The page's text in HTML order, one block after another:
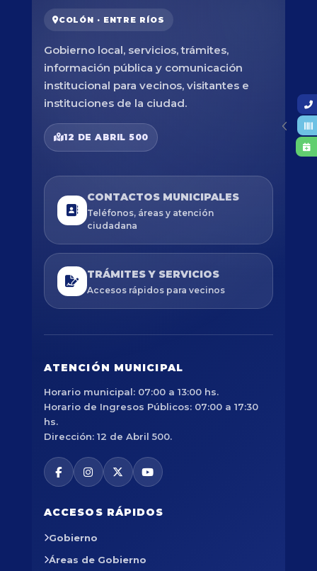
COLÓN · ENTRE RÍOS
Gobierno local, servicios, trámites,
información pública y comunicación
institucional para vecinos, visitantes e
instituciones de la ciudad.
12 DE ABRIL 500
CONTACTOS MUNICIPALES
Teléfonos, áreas y atención
ciudadana
TRÁMITES Y SERVICIOS
Accesos rápidos para vecinos
ATENCIÓN MUNICIPAL
Horario municipal: 07:00 a 13:00 hs.
Horario de Ingresos Públicos: 07:00 a 17:30
hs.
Dirección: 12 de Abril 500.
ACCESOS RÁPIDOS
Gobierno
Áreas de Gobierno